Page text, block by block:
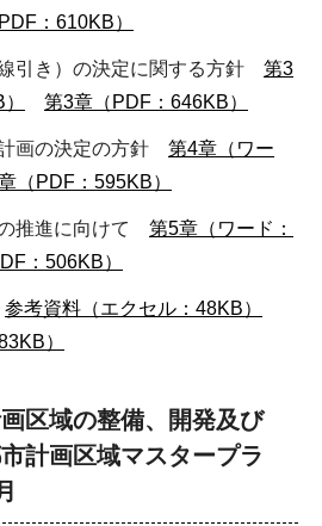
：610KB）
引き）の決定に関する方針 第3
第3章（PDF：646KB）
画の決定の方針 第4章（ワー
（PDF：595KB）
推進に向けて 第5章（ワード：
：506KB）
参考資料（エクセル：48KB）
）
区域の整備、開発及び
計画区域マスタープラ